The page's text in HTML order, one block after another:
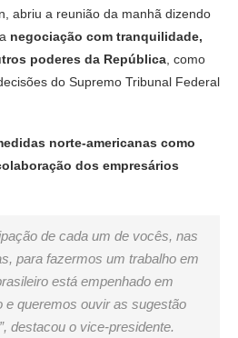
abriu a reunião da manhã dizendo
negociação com tranquilidade,
poderes da República, como
do Supremo Tribunal Federal
norte-americanas como
dos empresários
de cada um de vocês, nas
para fazermos um trabalho em
está empenhado em
e queremos ouvir as sugestão
destacou o vice-presidente.